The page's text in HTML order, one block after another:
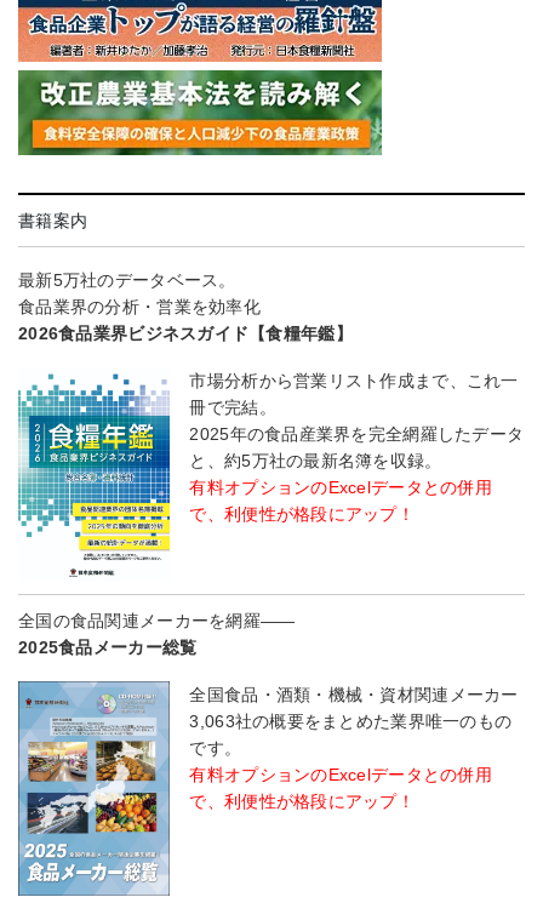
書籍案内
最新5万社のデータベース。
食品業界の分析・営業を効率化
2026食品業界ビジネスガイド【食糧年鑑】
市場分析から営業リスト作成まで、これ一
冊で完結。
2025年の食品産業界を完全網羅したデータ
と、約5万社の最新名簿を収録。
有料オプションのExcelデータとの併用
で、利便性が格段にアップ！
全国の食品関連メーカーを網羅――
2025食品メーカー総覧
全国食品・酒類・機械・資材関連メーカー
3,063社の概要をまとめた業界唯一のもの
です。
有料オプションのExcelデータとの併用
で、利便性が格段にアップ！